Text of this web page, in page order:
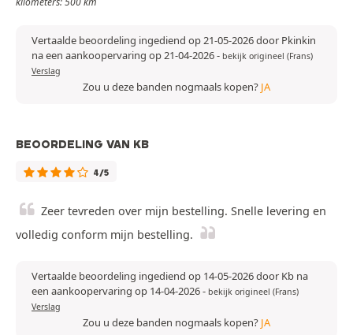
Vertaalde beoordeling ingediend op 21-05-2026 door Pkinkin
na een aankoopervaring op 21-04-2026- bekijk origineel (Frans)
Verslag
Zou u deze banden nogmaals kopen? JA
BEOORDELING VAN KB
4/5
Zeer tevreden over mijn bestelling. Snelle levering en
volledig conform mijn bestelling.
Vertaalde beoordeling ingediend op 14-05-2026 door Kb na
een aankoopervaring op 14-04-2026- bekijk origineel (Frans)
Verslag
Zou u deze banden nogmaals kopen? JA